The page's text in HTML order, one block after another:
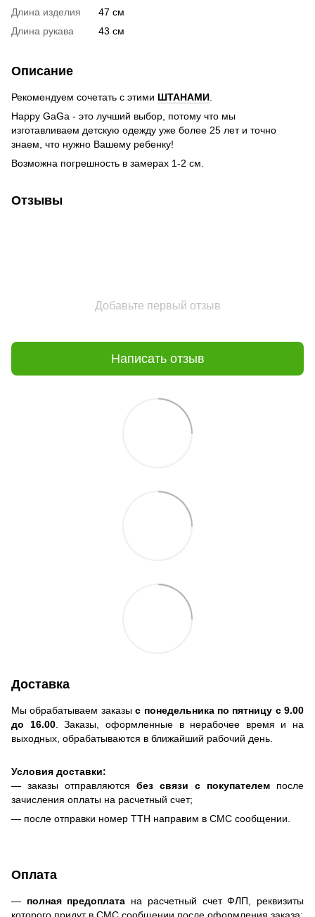
Длина изделия
47 см
Длина рукава
43 см
Описание
Рекомендуем сочетать с этими ШТАНАМИ.
Happy GaGa - это лучший выбор, потому что мы
изготавливаем детскую одежду уже более 25 лет и точно
знаем, что нужно Вашему ребенку!
Возможна погрешность в замерах 1-2 см.
Отзывы
Добавьте первый отзыв
Написать отзыв
Доставка
Мы обрабатываем заказыс понедельника по пятницу с 9.00
до 16.00. Заказы, оформленные в нерабочее время и на
выходных, обрабатываются в ближайший рабочий день.
Условия доставки:
— заказы отправляются без связи с покупателем после
зачисления оплаты на расчетный счет;
— после отправки номер ТТН направим в СМС сообщении.
Оплата
— полная предоплата на расчетный счет ФЛП, реквизиты